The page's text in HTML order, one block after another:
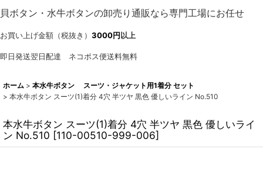
貝ボタン・水牛ボタンの卸売り通販なら専門工場にお任せ
お買い上げ金額（税抜き） 3000円以上
即日発送翌日配達 ネコポス便送料無料
ホーム > 本水牛ボタン スーツ・ジャケット用1着分 セット
> 本水牛ボタン スーツ(1)着分 4穴 半ツヤ 黒色 優しいライン No.510
本水牛ボタン スーツ(1)着分 4穴 半ツヤ 黒色 優しいライ
ン No.510 [110-00510-999-006]